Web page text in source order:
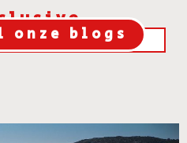
onze blogs